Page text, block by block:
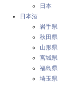
日本
日本酒
岩手県
秋田県
山形県
宮城県
福島県
埼玉県